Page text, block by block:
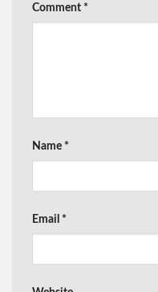
Comment *
Name *
Email *